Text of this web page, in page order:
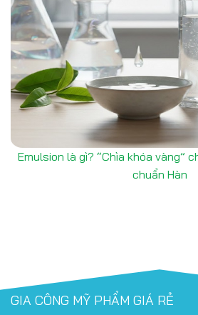
Emulsion là gì? “Chìa khóa vàng”
chuẩn Hàn
GIA CÔNG MỸ PHẨM GIÁ RẺ